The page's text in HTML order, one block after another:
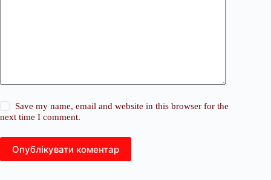
Save my name, email and website in this browser for the
next time I comment.
Опублікувати коментар